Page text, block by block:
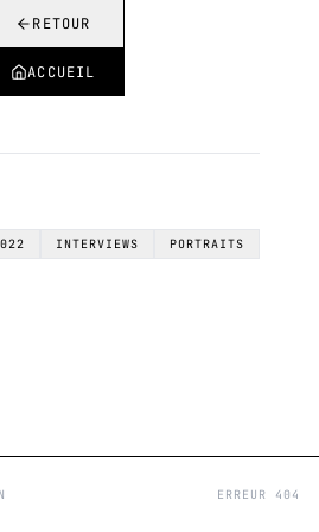
RETOUR
ACCUEIL
INTERVIEWS PORTRAITS
ERREUR 404